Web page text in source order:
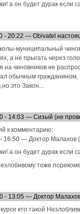
а он будет дурак если
- 20:22 — Obivatel
муниципальный
а не прыгать через
на чиновников не
обычным гражданином,
это Закон...
- 14:03 — Сизый (не
к комментарию:
16:50 — Доктор Малахов
а он будет дурак если
тоже
- 13:05 — Доктор
кто такой